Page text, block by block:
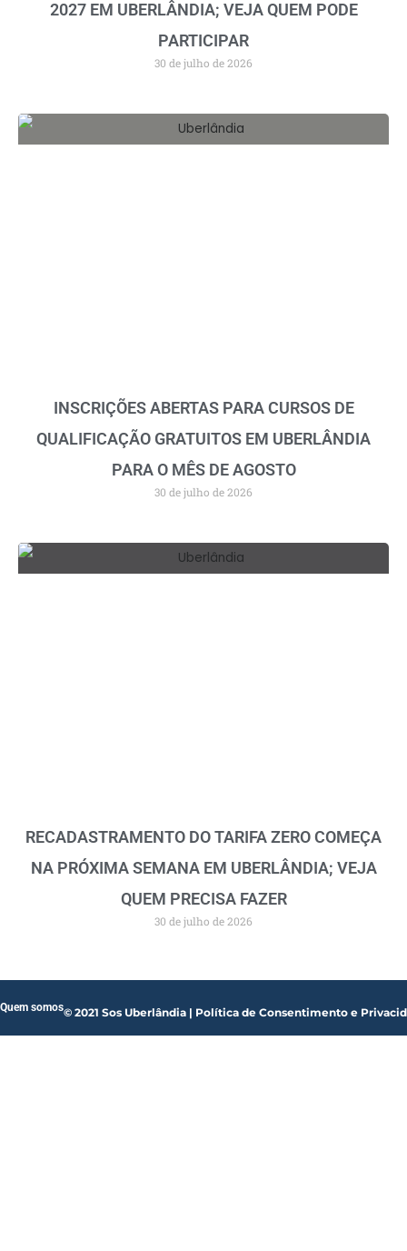
2027 EM UBERLÂNDIA; VEJA QUEM PODE
PARTICIPAR
30 de julho de 2026
INSCRIÇÕES ABERTAS PARA CURSOS DE
QUALIFICAÇÃO GRATUITOS EM UBERLÂNDIA
PARA O MÊS DE AGOSTO
30 de julho de 2026
RECADASTRAMENTO DO TARIFA ZERO COMEÇA
NA PRÓXIMA SEMANA EM UBERLÂNDIA; VEJA
QUEM PRECISA FAZER
30 de julho de 2026
© 2021 Sos Uberlândia | Política de Consentimento e
Quem somos